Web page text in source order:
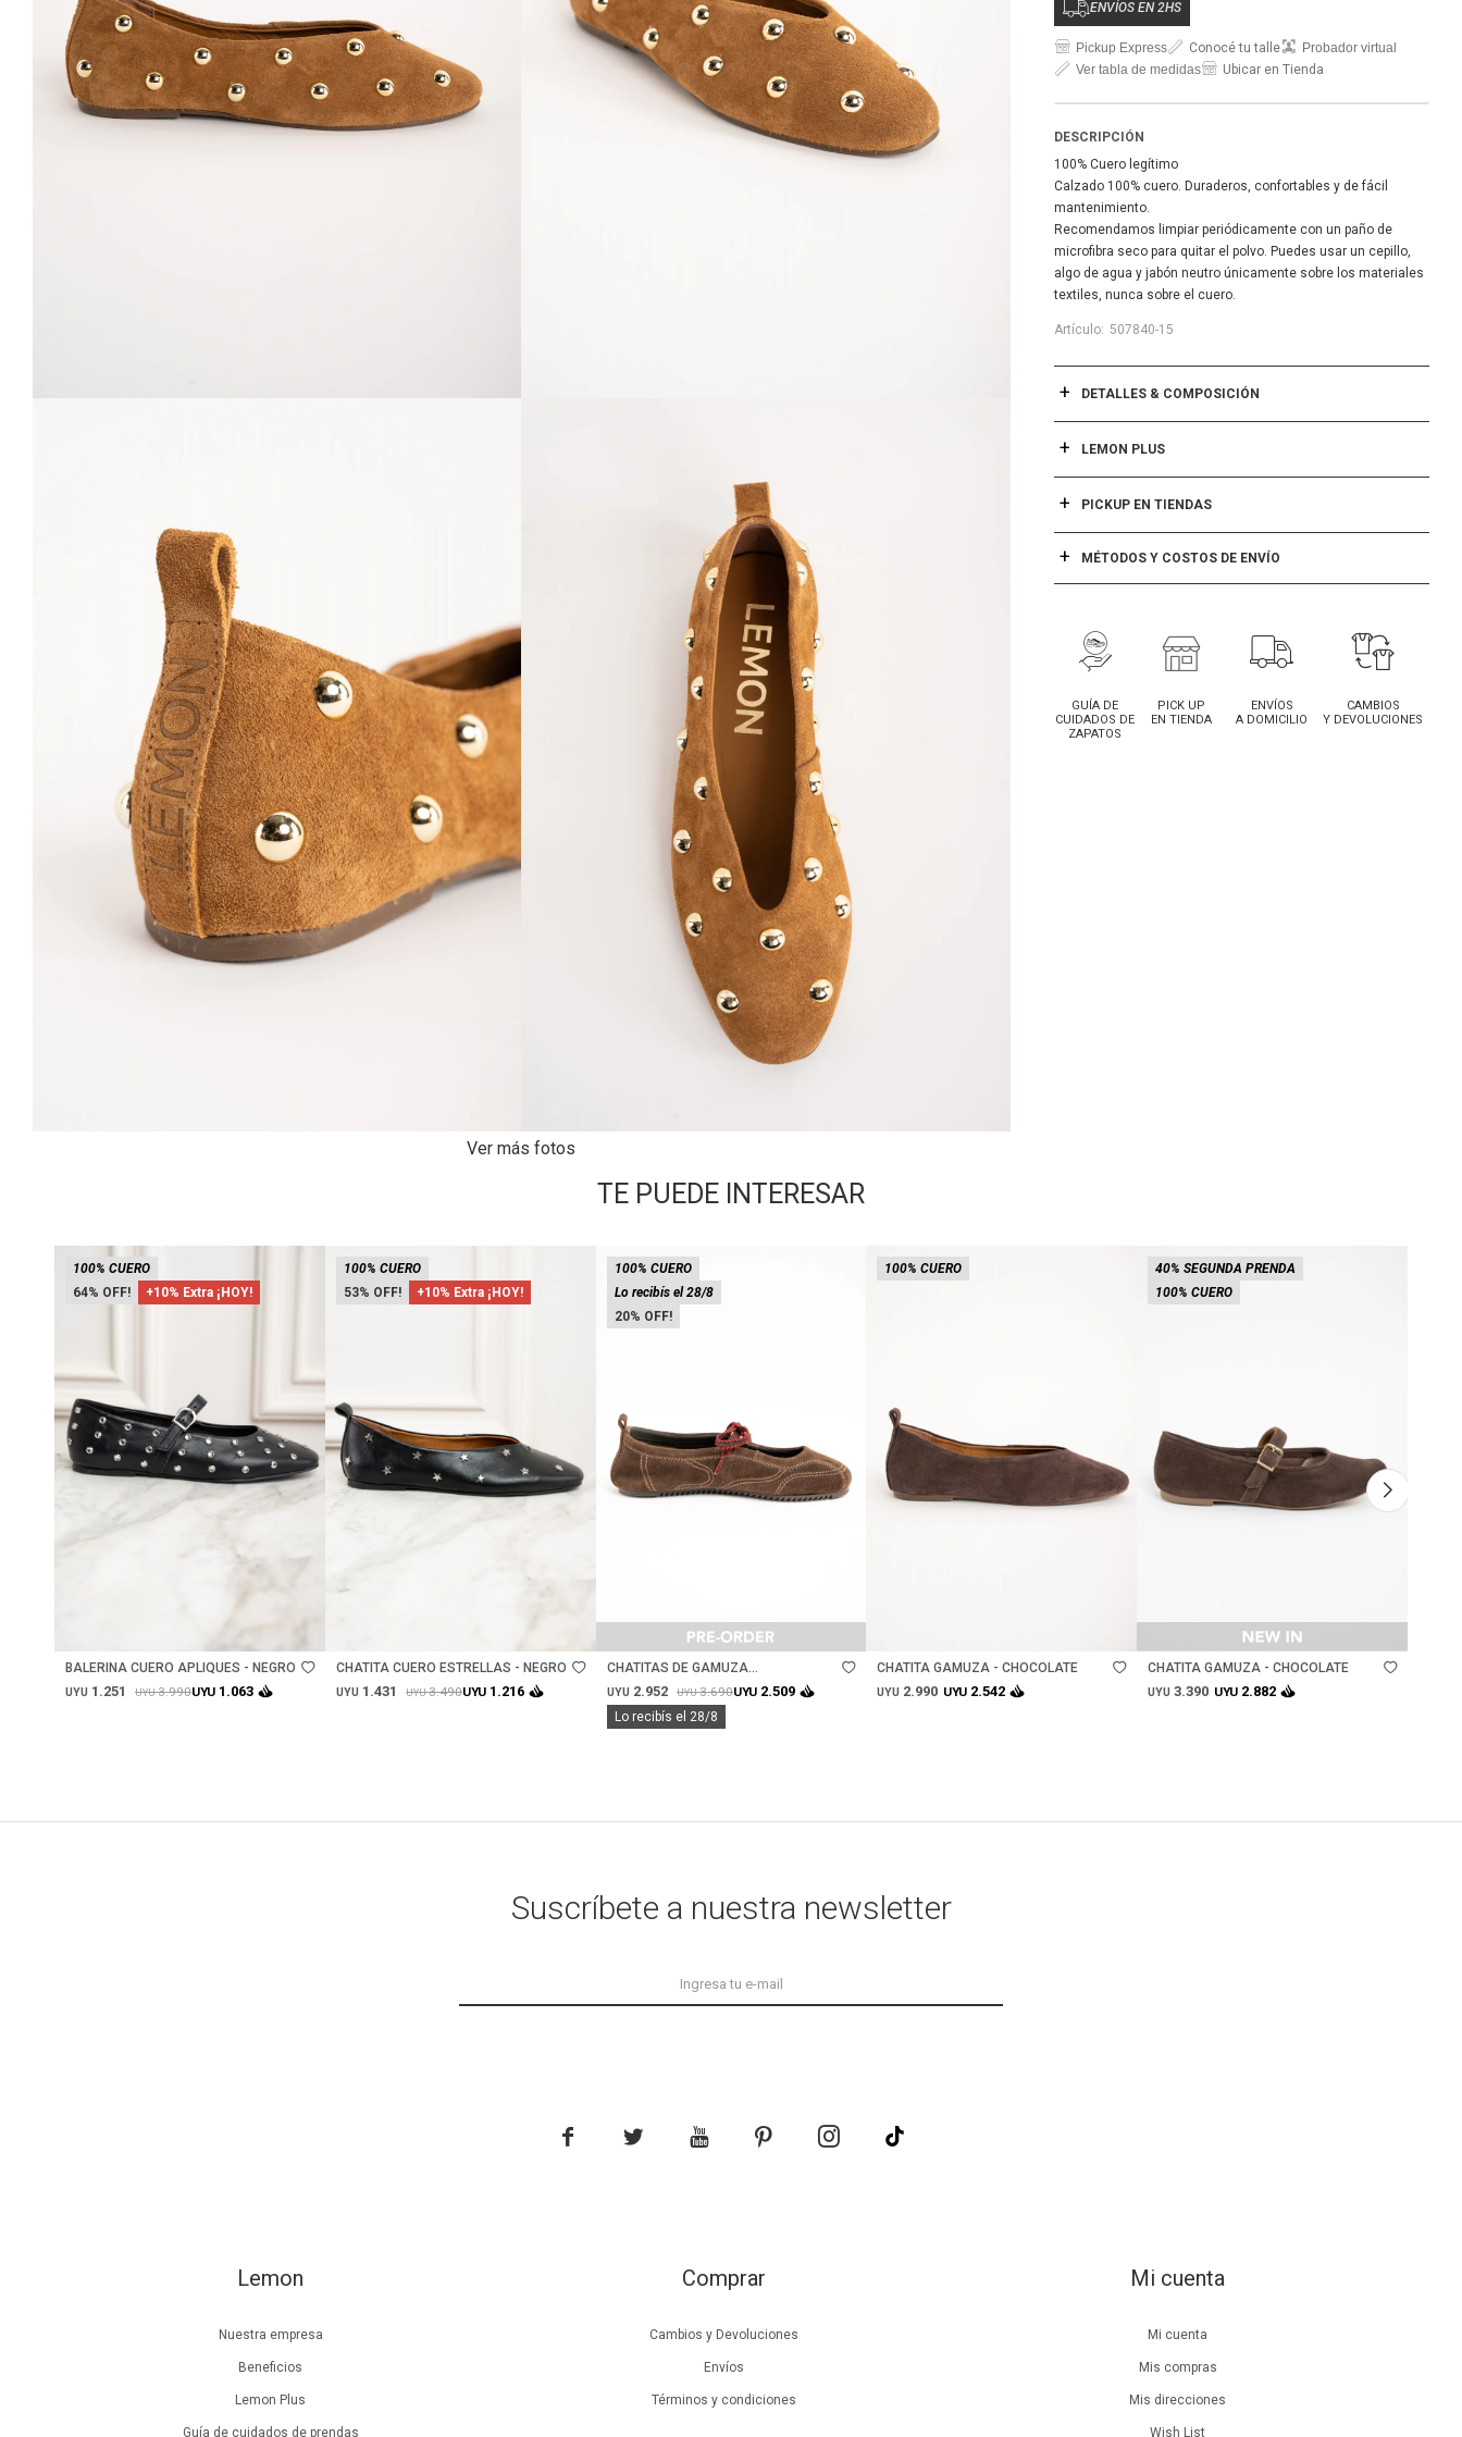
Ver más fotos
ENVÍOS EN 2HS
Pickup Express Conocé tu talle
Probador virtual
Ver tabla de medidas
Ubicar en Tienda
DESCRIPCIÓN
100% Cuero legítimo
Calzado 100% cuero. Duraderos, confortables y de fácil
mantenimiento.
Recomendamos limpiar periódicamente con un paño de
microfibra seco para quitar el polvo. Puedes usar un cepillo,
algo de agua y jabón neutro únicamente sobre los materiales
textiles, nunca sobre el cuero.
507840-15
DETALLES & COMPOSICIÓN
LEMON PLUS
PICKUP EN TIENDAS
MÉTODOS Y COSTOS DE ENVÍO
GUÍA DE
CUIDADOS DE
ZAPATOS
PICK UP
EN TIENDA
ENVÍOS
A DOMICILIO
CAMBIOS
Y DEVOLUCIONES
TE PUEDE INTERESAR
64 +10% Extra ¡HOY!
100% CUERO
BALERINA CUERO APLIQUES - NEGRO
UYU 1.251 UYU3.990UYU 1.063
53 +10% Extra ¡HOY!
100% CUERO
CHATITA CUERO ESTRELLAS - NEGRO
UYU 1.431 UYU3.490UYU 1.216
20
100% CUERO
Lo recibís el 28/8
Talle
CHATITAS DE GAMUZA
ACORDONADAS - CHOCOLATE
UYU 2.952 UYU3.690UYU 2.509
Lo recibís el 28/8
100% CUERO
CHATITA GAMUZA - CHOCOLATE
UYU 2.990 UYU 2.542
100% CUERO
40% SEGUNDA PRENDA
Talle
CHATITA GAMUZA - CHOCOLATE
UYU 3.390 UYU 2.882
Lemon
Nuestra empresa
Beneficios
Lemon Plus
Guía de cuidados de prendas
Comprar
Cambios y Devoluciones
Envíos
Términos y condiciones
Mi cuenta
Mi cuenta
Mis compras
Mis direcciones
Wish List
Suscríbete a nuestra newsletter
    